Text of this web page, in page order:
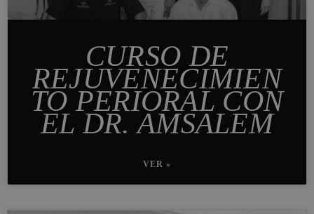
CURSO DE
REJUVENECIMIEN
TO PERIORAL CON
EL DR. AMSALEM
VER »